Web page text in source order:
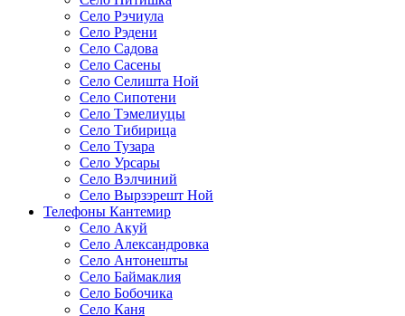
Село Рэчиула
Село Рэдени
Село Садова
Село Сасены
Село Селишта Ной
Село Сипотени
Село Тэмелиуцы
Село Тибирица
Село Тузара
Село Урсары
Село Вэлчиний
Село Вырзэрешт Ной
Телефоны Кантемир
Село Акуй
Село Александровка
Село Антонешты
Село Баймаклия
Село Бобочика
Село Каня